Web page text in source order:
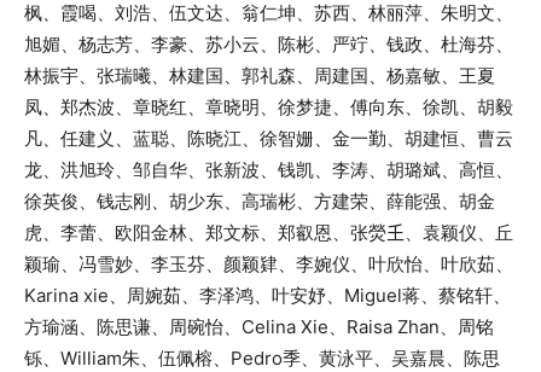
枫、霞喝、刘浩、伍文达、翁仁坤、苏西、林丽萍、朱明文、
旭媚、杨志芳、李豪、苏小云、陈彬、严竚、钱政、杜海芬、
林振宇、张瑞曦、林建国、郭礼森、周建国、杨嘉敏、王夏
凤、郑杰波、章晓红、章晓明、徐梦捷、傅向东、徐凯、胡毅
凡、任建义、蓝聪、陈晓江、徐智姗、金一勤、胡建恒、曹云
龙、洪旭玲、邹自华、张新波、钱凯、李涛、胡璐斌、高恒、
徐英俊、钱志刚、胡少东、高瑞彬、方建荣、薛能强、胡金
虎、李蕾、欧阳金林、郑文标、郑叡恩、张熒𡈼、袁颖仪、丘
颖瑜、冯雪妙、李玉芬、颜颖肄、李婉仪、叶欣怡、叶欣茹、
Karina xie、周婉茹、李泽鸿、叶安妤、Miguel蒋、蔡铭轩、
方瑜涵、陈思谦、周碗怡、Celina Xie、Raisa Zhan、周铭
铄、William朱、伍佩榕、Pedro季、黄泳平、吴嘉晨、陈思